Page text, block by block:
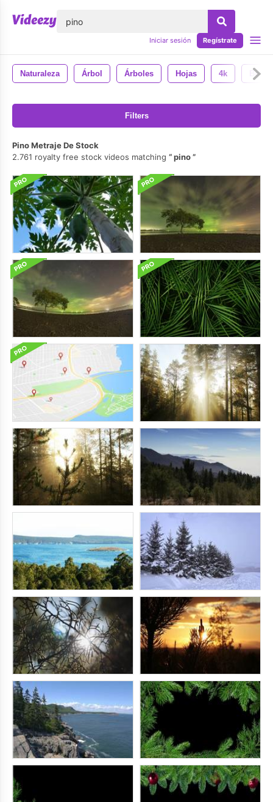
Iniciar sesión Regístrate
Naturaleza Árbol Árboles Hojas 4k
Filters
Pino Metraje De Stock
2.761 royalty free stock videos matching
pino